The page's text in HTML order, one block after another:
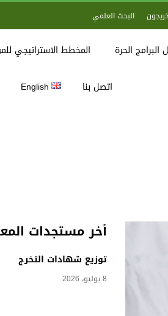
البحث العلمي
البرامج الحرة المخطط الاستراتيجي للمؤسسة
اتصل بنا English
أخر مستجدات
توزيع شهادات التخرج
8 يوليو، 2026